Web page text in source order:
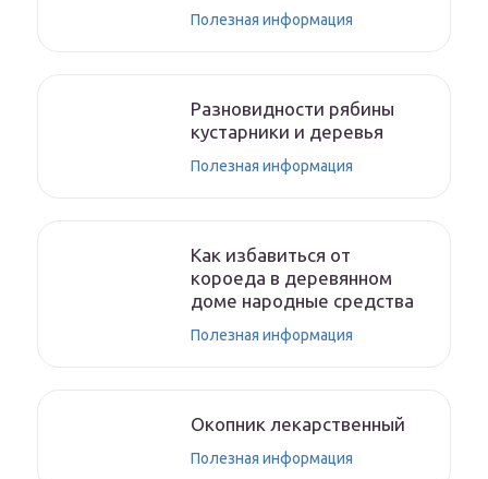
Полезная информация
Разновидности рябины
кустарники и деревья
Полезная информация
Как избавиться от
короеда в деревянном
доме народные средства
Полезная информация
Окопник лекарственный
Полезная информация